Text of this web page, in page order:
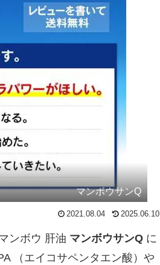
マンボウサンQ
2021.08.04 2025.06.10
ンボウ 肝油 マンボウサンQ に
（エイコサペンタエン酸）や